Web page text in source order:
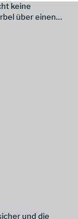
keine
über einen
werden.
und die